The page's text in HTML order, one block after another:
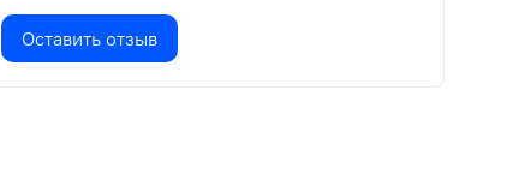
Оставить отзыв